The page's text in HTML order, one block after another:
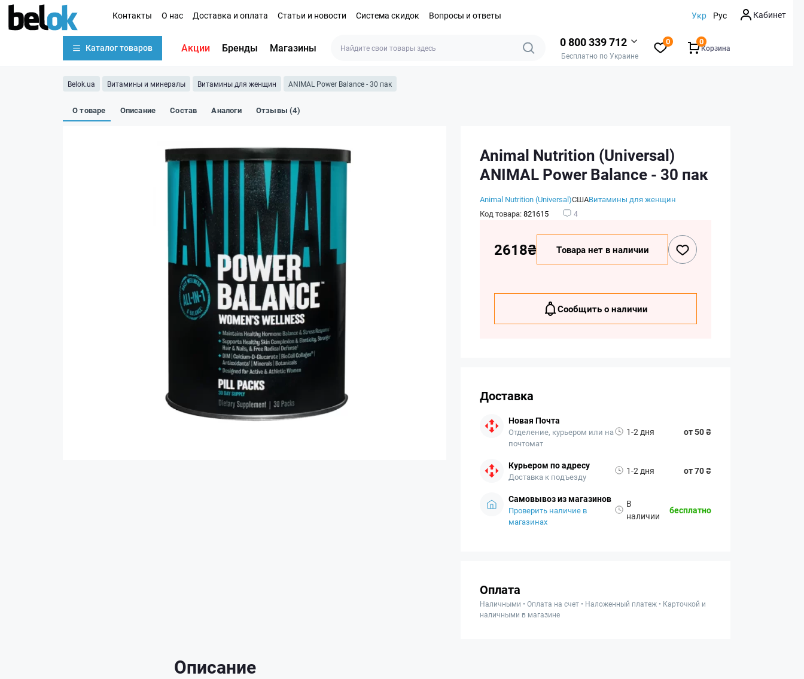
Контакты О нас Доставка и оплата Статьи и новости Система скидок Вопросы и ответы Укр Рус Кабинет
Каталог товаров Акции Бренды Магазины 0 800 339 712
Бесплатно по Украине
0
Корзина
0
Belok.ua Витамины и минералы Витамины для женщин ANIMAL Power Balance - 30 пак
О товаре Описание Состав Аналоги Отзывы (4)
Animal Nutrition (Universal)
ANIMAL Power Balance - 30 пак
Animal Nutrition (Universal)СШАВитамины для женщин
Код товара:821615 4
2618₴ Товара нет в наличии
Сообщить о наличии
Доставка
Новая Почта
Отделение, курьером или на
почтомат
1-2 дня от 50 ₴
Курьером по адресу
Доставка к подъезду
1-2 дня от 70 ₴
Самовывоз из магазинов
Проверить наличие в
магазинах
В
наличии
бесплатно
Оплата
Наличными • Оплата на счет • Наложенный платеж • Карточкой и
наличными в магазине
Описание